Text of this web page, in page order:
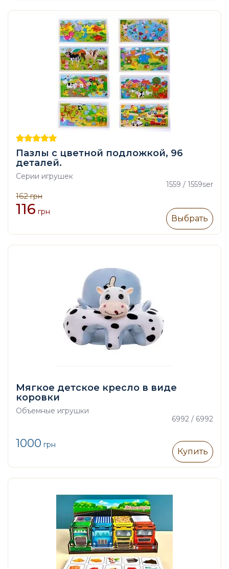
Пазлы с цветной подложкой, 96
деталей.
Серии игрушек
1559 / 1559ser
162грн
116 грн
Выбрать
Мягкое детское кресло в виде
коровки
Объемные игрушки
6992 / 6992
1000 грн
Купить